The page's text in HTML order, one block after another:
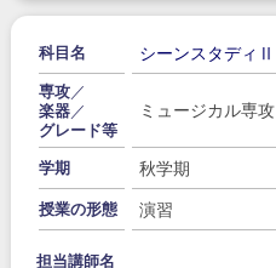
科目名 シーンスタディⅡ
専攻／
楽器／
グレード等
ミュージカル専攻
学期 秋学期
授業の形態 演習
担当講師名